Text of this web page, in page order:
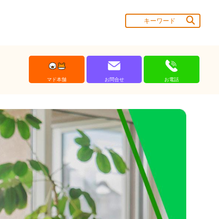
マド本舗 お問合せ お電話